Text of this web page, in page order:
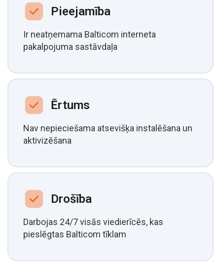
Pieejamība
Ir neatņemama Balticom interneta
pakalpojuma sastāvdaļa
Ērtums
Nav nepieciešama atsevišķa instalēšana un
aktivizēšana
Drošība
Darbojas 24/7 visās viedierīcēs, kas
pieslēgtas Balticom tīklam